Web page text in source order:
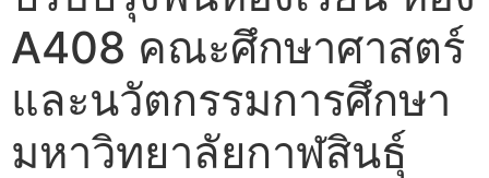
A408 คณะศึกษาศาสตร์
และนวัตกรรมการศึกษา
มหาวิทยาลัยกาฬสินธุ์